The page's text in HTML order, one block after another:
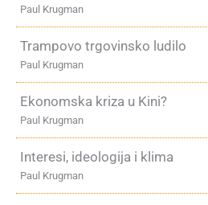
Paul Krugman
Trampovo trgovinsko ludilo
Paul Krugman
Ekonomska kriza u Kini?
Paul Krugman
Interesi, ideologija i klima
Paul Krugman